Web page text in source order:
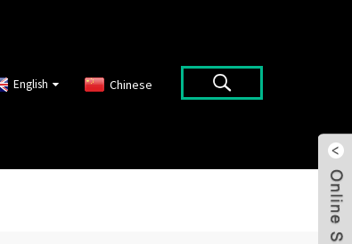
English Chinese